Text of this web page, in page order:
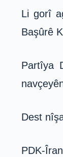
Li gorî
Başûrê
Partîya
Dest
PDK-